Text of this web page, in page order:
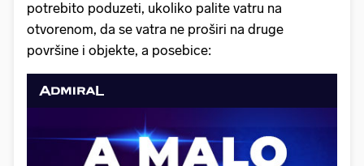
potrebito poduzeti, ukoliko palite vatru na
otvorenom, da se vatra ne proširi na druge
površine i objekte, a posebice: